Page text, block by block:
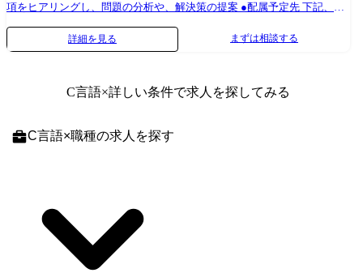
項をヒアリングし、問題の分析や、解決策の提案 ●配属予定先 下記、い
ずれかのチームへの配属を想定 配属予定先弊社体制 リーダー1名 メンバ
3名(内BP2名) ミッション:顧客に品質の高いアウトプットを提供するこ
ン:当社エンジニアとして顧客に価値(VALUE)を提供し、当社と顧客双方
注を確定させて次期要員拡大の目途をつける。 ●案件例 ・電動パワース
詳細を見る まずは相談する
C言語×詳しい条件で求人を探してみる
C言語×職種の求人を探す